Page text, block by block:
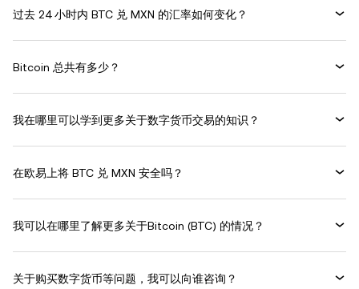
过去 24 小时内 BTC 兑 MXN 的汇率如何变化？
Bitcoin 总共有多少？
我在哪里可以学到更多关于数字货币交易的知识？
在欧易上将 BTC 兑 MXN 安全吗？
我可以在哪里了解更多关于Bitcoin (BTC) 的情况？
关于购买数字货币等问题，我可以向谁咨询？